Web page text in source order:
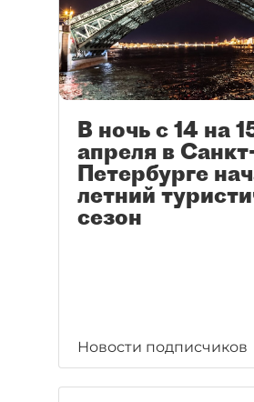
В ночь с 14 на
апреля в
Петербурге
летний
сезон
Новости подписчиков